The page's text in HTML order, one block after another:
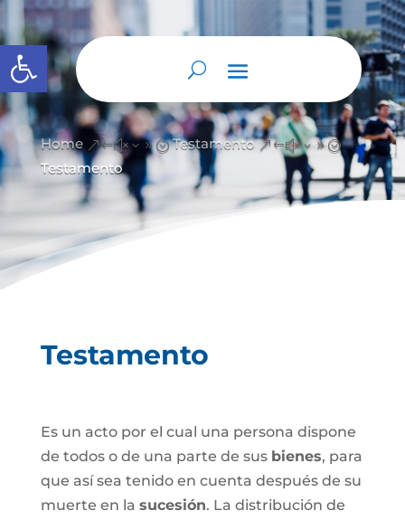
Abrir barra de herramientas
Home &#x39; Testamento &#x39;
Testamento
Testamento
Es un acto por el cual una persona dispone
de todos o de una parte de sus bienes, para
que así sea tenido en cuenta después de su
muerte en la sucesión. La distribución de